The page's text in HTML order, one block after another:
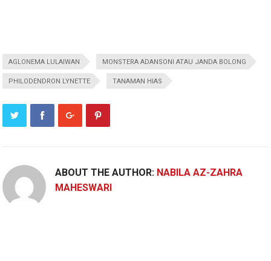
AGLONEMA LULAIWAN MONSTERA ADANSONI ATAU JANDA BOLONG
PHILODENDRON LYNETTE TANAMAN HIAS
ABOUT THE AUTHOR: NABILA AZ-ZAHRA
MAHESWARI